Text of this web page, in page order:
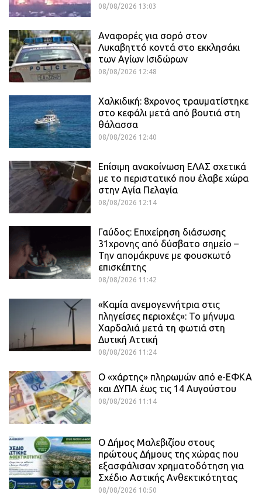
08/08/2026 13:03
Αναφορές για σορό στον
Λυκαβηττό κοντά στο εκκλησάκι
των Αγίων Ισιδώρων
08/08/2026 12:48
Χαλκιδική: 8χρονος τραυματίστηκε
στο κεφάλι μετά από βουτιά στη
θάλασσα
08/08/2026 12:40
Επίσιμη ανακοίνωση ΕΛΑΣ σχετικά
με το περιστατικό που έλαβε χώρα
στην Αγία Πελαγία
08/08/2026 12:14
Γαύδος: Επιχείρηση διάσωσης
31χρονης από δύσβατο σημείο –
Την απομάκρυνε με φουσκωτό
επισκέπτης
08/08/2026 11:42
«Καμία ανεμογεννήτρια στις
πληγείσες περιοχές»: Το μήνυμα
Χαρδαλιά μετά τη φωτιά στη
Δυτική Αττική
08/08/2026 11:24
Ο «χάρτης» πληρωμών από e-ΕΦΚΑ
και ΔΥΠΑ έως τις 14 Αυγούστου
08/08/2026 11:14
Ο Δήμος Μαλεβιζίου στους
πρώτους Δήμους της χώρας που
εξασφάλισαν χρηματοδότηση για
Σχέδιο Αστικής Ανθεκτικότητας
08/08/2026 10:50